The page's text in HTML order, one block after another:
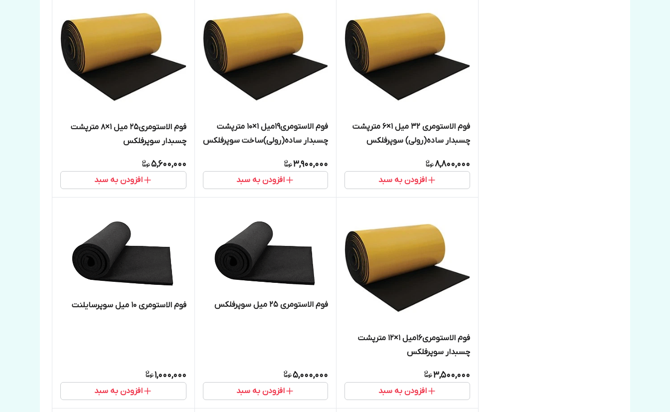
فوم الاستومری 32 میل 1×6 مترپشت
چسبدار ساده(رولی) سوپرفلکس
8,800,000
افزودن به سبد
فوم الاستومری19میل 1×10 مترپشت
چسبدار ساده(رولی)ساخت سوپرفلکس
3,900,000
افزودن به سبد
فوم الاستومری25 میل 1×8 مترپشت
چسبدار سوپرفلکس
5,600,000
افزودن به سبد
فوم الاستومری16میل 1×12 مترپشت
چسبدار سوپرفلکس
3,500,000
افزودن به سبد
فوم الاستومری 25 میل سوپرفلکس
5,000,000
افزودن به سبد
فوم الاستومری 10 میل سوپرسایلنت
1,000,000
افزودن به سبد